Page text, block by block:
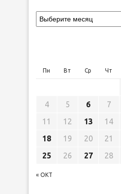
Пн Вт Ср Чт
« ОКТ
4
5 6 7
11
12 13 14
18
19 20 21
25
26 27 28